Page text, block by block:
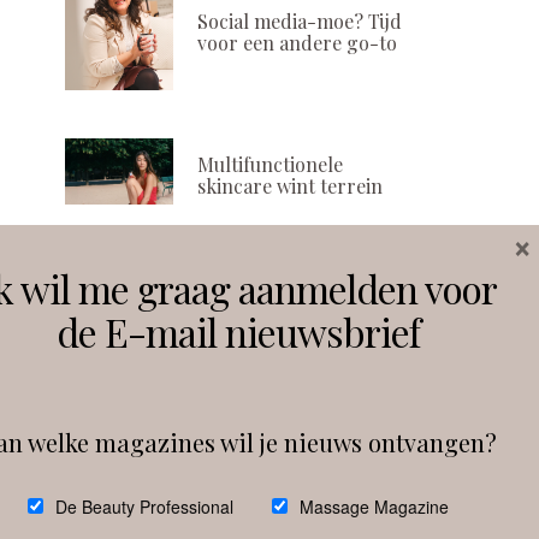
Social media-moe? Tijd
voor een andere go-to
Multifunctionele
skincare wint terrein
Volg ons
Follow on Instagram
wil me graag aanmelden voor
de E-mail nieuwsbrief
welke magazines wil je nieuws ontvangen?
De Beauty Professional Massage Magazine
×